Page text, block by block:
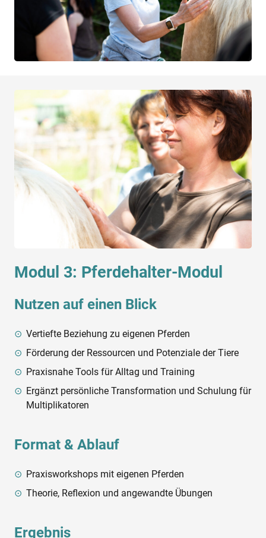
Modul 3: Pferdehalter-Modul
Nutzen auf einen Blick
Vertiefte Beziehung zu eigenen Pferden
Förderung der Ressourcen und Potenziale der Tiere
Praxisnahe Tools für Alltag und Training
Ergänzt persönliche Transformation und Schulung für
Multiplikatoren
Format & Ablauf
Praxisworkshops mit eigenen Pferden
Theorie, Reflexion und angewandte Übungen
Ergebnis